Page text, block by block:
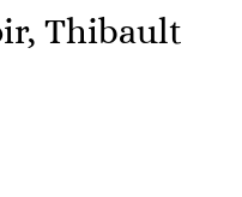
Thibault